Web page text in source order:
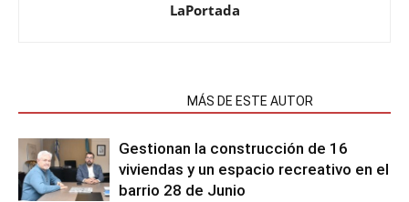
LaPortada
MÁS DE ESTE AUTOR
Gestionan la construcción de 16
viviendas y un espacio recreativo en el
barrio 28 de Junio